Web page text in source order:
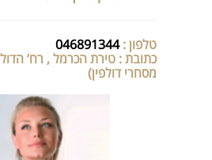
טלפון :046891344
מסחרי דולפין)